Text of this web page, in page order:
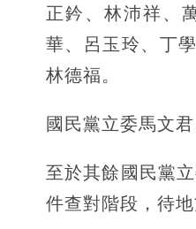
正鈐、林沛祥、
華、呂玉玲、丁
林德福。
國民黨立委馬文
至於其餘國民黨
件查對階段，待